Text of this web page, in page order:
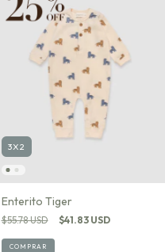
3X2
Enterito Tiger
$55.78 USD $41.83 USD
COMPRAR